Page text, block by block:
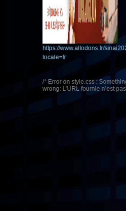
https://www.allodons.fr/
locale=fr
/* Error on style.css :
wrong: L’URL fournie n’est